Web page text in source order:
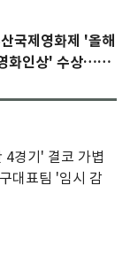
국제영화제 '올해
화인상' 수상…15